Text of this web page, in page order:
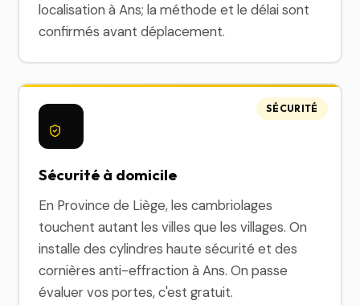
localisation à Ans; la méthode et le délai sont
confirmés avant déplacement.
Sécurité à domicile
En Province de Liège, les cambriolages
touchent autant les villes que les villages. On
installe des cylindres haute sécurité et des
cornières anti-effraction à Ans. On passe
évaluer vos portes, c'est gratuit.
SÉCURITÉ